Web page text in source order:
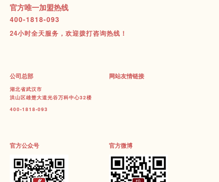
官方唯一加盟热线
400-1818-093
24小时全天服务，欢迎拨打咨询热线！
公司总部
湖北省武汉市
洪山区雄楚大道光谷万科中心32楼
400-1818-093
网站友情链接
官方公众号 官方微博